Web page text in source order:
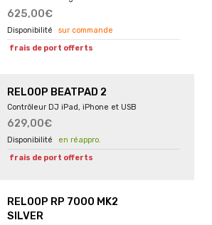
625,00€
sur commande
frais de port offerts
RELOOP BEATPAD 2
Contrôleur DJ iPad, iPhone et USB
629,00€
en réappro.
frais de port offerts
RELOOP RP 7000 MK2
SILVER